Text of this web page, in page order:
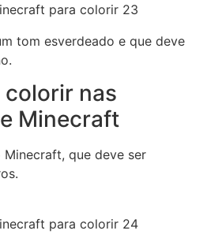
para colorir 23
tom esverdeado e que deve
nas
Minecraft
Minecraft, que deve ser
para colorir 24